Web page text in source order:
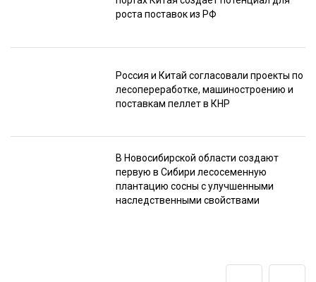
роста поставок из РФ
Россия и Китай согласовали проекты по
лесопереработке, машиностроению и
поставкам пеллет в КНР
В Новосибирской области создают
первую в Сибири лесосеменную
плантацию сосны с улучшенными
наследственными свойствами